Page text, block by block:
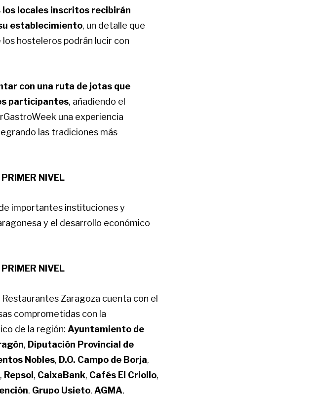
los locales inscritos recibirán
establecimiento, un detalle que
hosteleros podrán lucir con
con una ruta de jotas que
participantes, añadiendo el
una experiencia
las tradiciones más
NIVEL
importantes instituciones y
y el desarrollo económico
NIVEL
Zaragoza cuenta con el
comprometidas con la
de la región: Ayuntamiento de
, Diputación Provincial de
Nobles, D.O. Campo de Borja,
, Repsol , CaixaBank, Cafés El Criollo,
, Grupo Usieto, AGMA,